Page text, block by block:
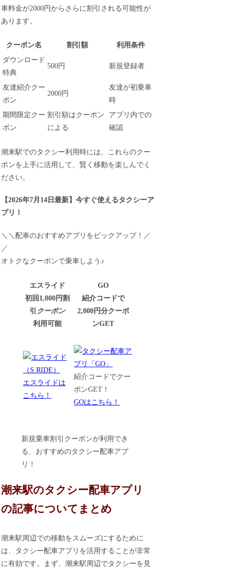
車料金が2000円からさらに割引される可能性が
あります。
クーポン名 割引額
利用条件
ダウンロード
特典
500円 新規登録者
友達紹介クー
ポン
2000円
友達が初乗車
時
期間限定クー
ポン
割引額はクーポン
による
アプリ内での
確認
潮来駅でのタクシー利用時には、これらのクー
ポンを上手に活用して、賢く移動を楽しんでく
ださい。
【2026年7月14日最新】今すぐ使えるタクシーア
プリ！
＼＼配車のおすすめアプリをピックアップ！／
／
オトクなクーポンで乗車しよう♪
エスライド
初回1,000円割
引 クーポン
利用可能
GO
紹介コードで
2,000円分クーポ
ンGET
エスライドは
こちら！
紹介コードでクー
ポンGET！
GOはこちら！
新規乗車割引クーポンが利用でき
る、おすすめのタクシー配車アプ
リ！
潮来駅のタクシー配車アプリ
の記事についてまとめ
潮来駅周辺での移動をスムーズにするために
は、タクシー配車アプリを活用することが非常
に有効です。まず、潮来駅周辺でタクシーを見